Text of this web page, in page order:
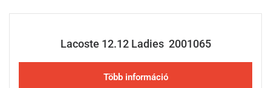
Lacoste 12.12 Ladies 2001065
Több információ